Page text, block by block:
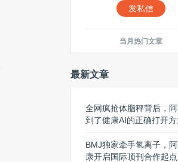
发私信
当月热门文章
最新文章
全网疯抢体脂秤背后，
到了健康AI的正确打开
BMJ独家牵手氢离子，
康开启国际顶刊合作起点